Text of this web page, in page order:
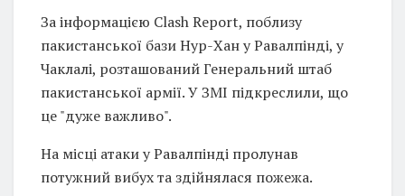
За інформацією Clash Report, поблизу
пакистанської бази Нур-Хан у Равалпінді, у
Чаклалі, розташований Генеральний штаб
пакистанської армії. У ЗМІ підкреслили, що
це "дуже важливо".
На місці атаки у Равалпінді пролунав
потужний вибух та здійнялася пожежа.